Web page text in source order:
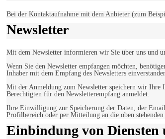
Bei der Kontaktaufnahme mit dem Anbieter (zum
Newsletter
Mit dem Newsletter informieren wir Sie über uns und
Wenn Sie den Newsletter empfangen möchten,
Inhaber mit dem Empfang des Newsletters
Mit der Anmeldung zum Newsletter speichern wir Ihre
Berechtigten für den Newsletterempfang anmeldet.
Ihre Einwilligung zur Speicherung der Daten, der
Profilbereich oder per Mitteilung an die oben
Einbindung von